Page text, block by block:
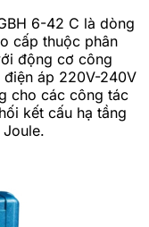
6-42 C là dòng
cấp thuộc phân
động cơ công
điện áp 220V-240V
cho các công tác
kết cấu hạ tầng